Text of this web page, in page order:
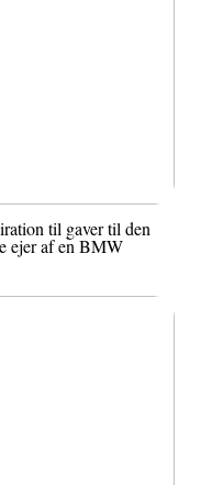
til gaver til den
ejer af en BMW